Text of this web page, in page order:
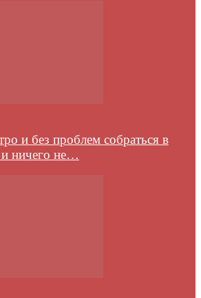
и без проблем собраться в
и ничего не…